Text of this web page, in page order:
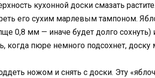
кухонной доски смазать
его сухим марлевым тампоном.
0,8 мм — иначе будет долго сохнуть)
когда пюре немного подсохнет, доску
ножом и снять с доски. Эту